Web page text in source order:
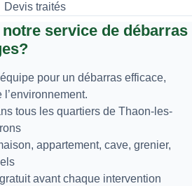
Devis traités
service de débarras
pour un débarras efficace,
tous les quartiers de Thaon-les-
appartement, cave, grenier,
avant chaque intervention